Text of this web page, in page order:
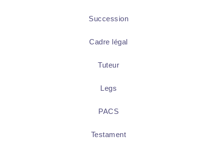
Succession
Cadre légal
Tuteur
Legs
PACS
Testament